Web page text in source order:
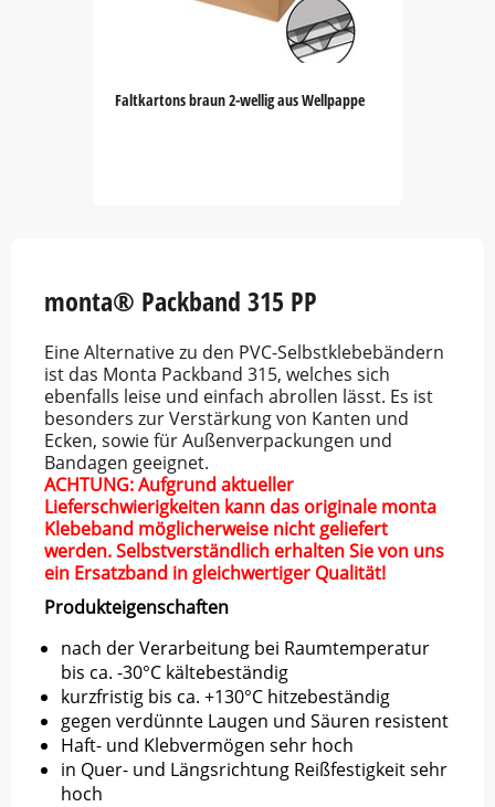
Faltkartons braun 2-wellig aus Wellpappe
monta® Packband 315 PP
Eine Alternative zu den PVC-Selbstklebebändern
ist das Monta Packband 315, welches sich
ebenfalls leise und einfach abrollen lässt. Es ist
besonders zur Verstärkung von Kanten und
Ecken, sowie für Außenverpackungen und
Bandagen geeignet.
ACHTUNG: Aufgrund aktueller
Lieferschwierigkeiten kann das originale monta
Klebeband möglicherweise nicht geliefert
werden. Selbstverständlich erhalten Sie von uns
ein Ersatzband in gleichwertiger Qualität!
Produkteigenschaften
nach der Verarbeitung bei Raumtemperatur
bis ca. -30°C kältebeständig
kurzfristig bis ca. +130°C hitzebeständig
gegen verdünnte Laugen und Säuren resistent
Haft- und Klebvermögen sehr hoch
in Quer- und Längsrichtung Reißfestigkeit sehr
hoch